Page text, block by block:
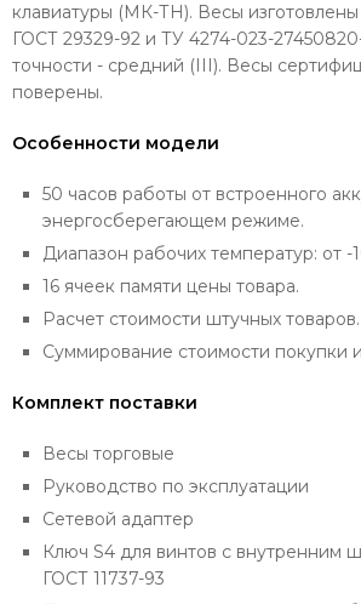
клавиатуры (МК-ТН). Весы изготовлены
ГОСТ 29329-92 и ТУ 4274-023-
точности - средний (III). Весы
поверены.
Особенности модели
50 часов работы от встроенного
энергосберегающем режиме.
Диапазон рабочих температур: от -
16 ячеек памяти цены товара.
Расчет стоимости штучных товаров.
Суммирование стоимости покупки
Комплект поставки
Весы торговые
Руководство по эксплуатации
Сетевой адаптер
Ключ S4 для винтов с внутренним
ГОСТ 11737-93